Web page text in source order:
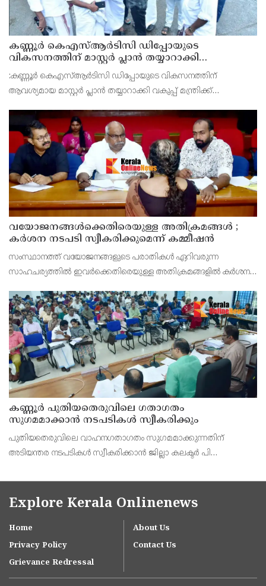
കണ്ണൂർ കെഎസ്ആർടിസി ഡിപ്പോയുടെ
വികസനത്തിന് മാസ്റ്റർ പ്ലാൻ തയ്യാറാക്കി
സമർപ്പിക്കും : ടി ഒ മോഹനൻ എം എൽ എ
:കണ്ണൂർ കെഎസ്ആർടിസി ഡിപ്പോയുടെ വികസനത്തിന്
ആവശ്യമായ മാസ്റ്റർ പ്ലാൻ തയ്യാറാക്കി വകുപ്പ് മന്ത്രിക്ക്
ഡിപ്പോയ്ക്ക് നാല് ഏക്കറിൽ അധികം വരുന്ന സ്ഥലമുണ്ട്
വയോജനങ്ങൾക്കെതിരെയുള്ള അതിക്രമങ്ങൾ ;
കർശന നടപടി സ്വീകരിക്കുമെന്ന് കമ്മീഷൻ
സംസ്ഥാനത്ത് വയോജനങ്ങളുടെ പരാതികൾ ഏറിവരുന്ന
സാഹചര്യത്തിൽ ഇവർക്കെതിരെയുള്ള അതിക്രമങ്ങളിൽ കർശന
കെ. സോമപ്രസാദ്.
കണ്ണൂർ പുതിയതെരുവിലെ ഗതാഗതം
സുഗമമാക്കാന്‍ നടപടികള്‍ സ്വീകരിക്കും
പുതിയതെരുവിലെ വാഹനഗതാഗതം സുഗമമാക്കുന്നതിന്
അടിയന്തര നടപടികള്‍ സ്വീകരിക്കാന്‍ ജില്ലാ കലക്ടര്‍ പി
Explore Kerala Onlinenews
Home
About Us
Privacy Policy
Contact Us
Grievance Redressal